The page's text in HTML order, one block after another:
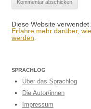
Diese Website
Erfahre mehr darüber,
werden
SPRACHLOG
Über das Sprachlog
Die Autor/innen
Impressum